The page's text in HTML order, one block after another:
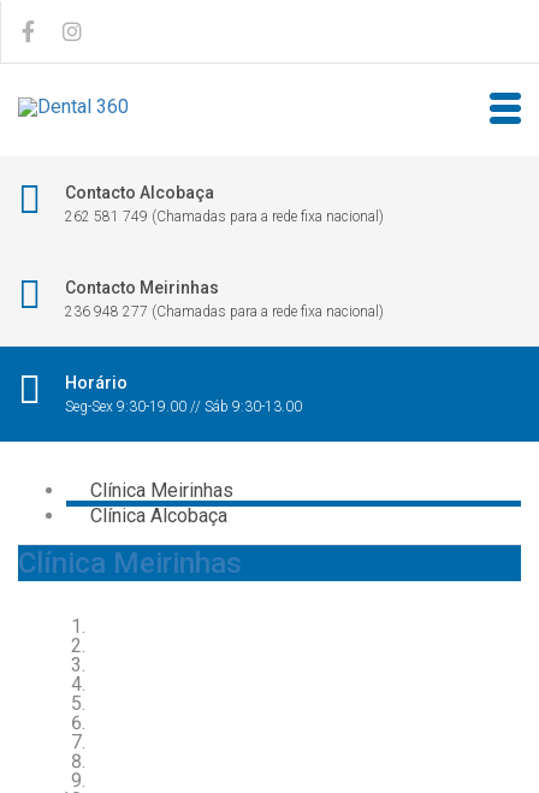
Contacto Alcobaça
262 581 749 (Chamadas para a rede fixa nacional)
Contacto Meirinhas
236 948 277 (Chamadas para a rede fixa nacional)
Horário
Seg-Sex 9:30-19.00 // Sáb 9:30-13.00
Clínica Meirinhas
Clínica Alcobaça
Clínica Meirinhas